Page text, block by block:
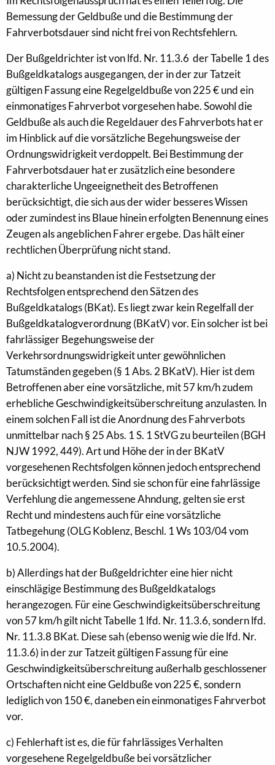
Bemessung der Geldbuße und die Bestimmung der
Fahrverbotsdauer sind nicht frei von Rechtsfehlern.
Der Bußgeldrichter ist von lfd. Nr. 11.3.6 der Tabelle 1 des
Bußgeldkatalogs ausgegangen, der in der zur Tatzeit
gültigen Fassung eine Regelgeldbuße von 225 € und ein
einmonatiges Fahrverbot vorgesehen habe. Sowohl die
Geldbuße als auch die Regeldauer des Fahrverbots hat er
im Hinblick auf die vorsätzliche Begehungsweise der
Ordnungswidrigkeit verdoppelt. Bei Bestimmung der
Fahrverbotsdauer hat er zusätzlich eine besondere
charakterliche Ungeeignetheit des Betroffenen
berücksichtigt, die sich aus der wider besseres Wissen
oder zumindest ins Blaue hinein erfolgten Benennung eines
Zeugen als angeblichen Fahrer ergebe. Das hält einer
rechtlichen Überprüfung nicht stand.
a) Nicht zu beanstanden ist die Festsetzung der
Rechtsfolgen entsprechend den Sätzen des
Bußgeldkatalogs (BKat). Es liegt zwar kein Regelfall der
Bußgeldkatalogverordnung (BKatV) vor. Ein solcher ist bei
fahrlässiger Begehungsweise der
Verkehrsordnungswidrigkeit unter gewöhnlichen
Tatumständen gegeben (§ 1 Abs. 2 BKatV). Hier ist dem
Betroffenen aber eine vorsätzliche, mit 57 km/h zudem
erhebliche Geschwindigkeitsüberschreitung anzulasten. In
einem solchen Fall ist die Anordnung des Fahrverbots
unmittelbar nach § 25 Abs. 1 S. 1 StVG zu beurteilen (BGH
NJW 1992, 449). Art und Höhe der in der BKatV
vorgesehenen Rechtsfolgen können jedoch entsprechend
berücksichtigt werden. Sind sie schon für eine fahrlässige
Verfehlung die angemessene Ahndung, gelten sie erst
Recht und mindestens auch für eine vorsätzliche
Tatbegehung (OLG Koblenz, Beschl. 1 Ws 103/04 vom
10.5.2004).
b) Allerdings hat der Bußgeldrichter eine hier nicht
einschlägige Bestimmung des Bußgeldkatalogs
herangezogen. Für eine Geschwindigkeitsüberschreitung
von 57 km/h gilt nicht Tabelle 1 lfd. Nr. 11.3.6, sondern lfd.
Nr. 11.3.8 BKat. Diese sah (ebenso wenig wie die lfd. Nr.
11.3.6) in der zur Tatzeit gültigen Fassung für eine
Geschwindigkeitsüberschreitung außerhalb geschlossener
Ortschaften nicht eine Geldbuße von 225 €, sondern
lediglich von 150 €, daneben ein einmonatiges Fahrverbot
vor.
c) Fehlerhaft ist es, die für fahrlässiges Verhalten
vorgesehene Regelgeldbuße bei vorsätzlicher